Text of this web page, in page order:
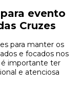
evento
Cruzes
para manter os
e focados nos
é importante ter
e atenciosa